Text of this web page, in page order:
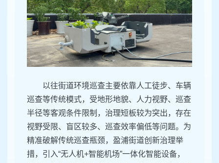
以往街道环境巡查主要依靠人工徒步、车辆
巡查等传统模式，受地形地貌、人力视野、巡查
半径等客观条件限制，治理短板较为突出，存在
视野受限、盲区较多、巡查效率偏低等问题。为
精准破解传统巡查瓶颈，盈浦街道创新治理举
措，引入“无人机+智能机场”一体化智能设备，